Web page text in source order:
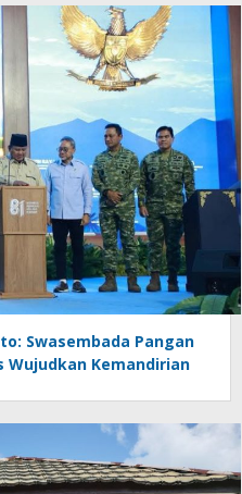
Swasembada Pangan
Wujudkan Kemandirian